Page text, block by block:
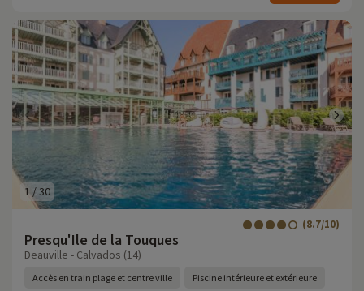
1 /30
Presqu'Ile de la Touques
(8.7/10)
Deauville - Calvados (14)
Accès en train plage et centre ville Piscine intérieure et extérieure